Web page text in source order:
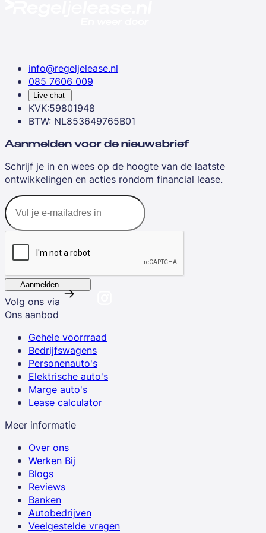
info@regeljelease.nl
085 7606 009
Live chat
KVK:59801948
BTW: NL853649765B01
Aanmelden voor de nieuwsbrief
Schrijf je in en wees op de hoogte van de laatste
ontwikkelingen en acties rondom financial lease.
Aanmelden
Volg ons via
Ons aanbod
Gehele voorrraad
Bedrijfswagens
Personenauto's
Elektrische auto's
Marge auto's
Lease calculator
Meer informatie
Over ons
Werken Bij
Blogs
Reviews
Banken
Autobedrijven
Veelgestelde vragen